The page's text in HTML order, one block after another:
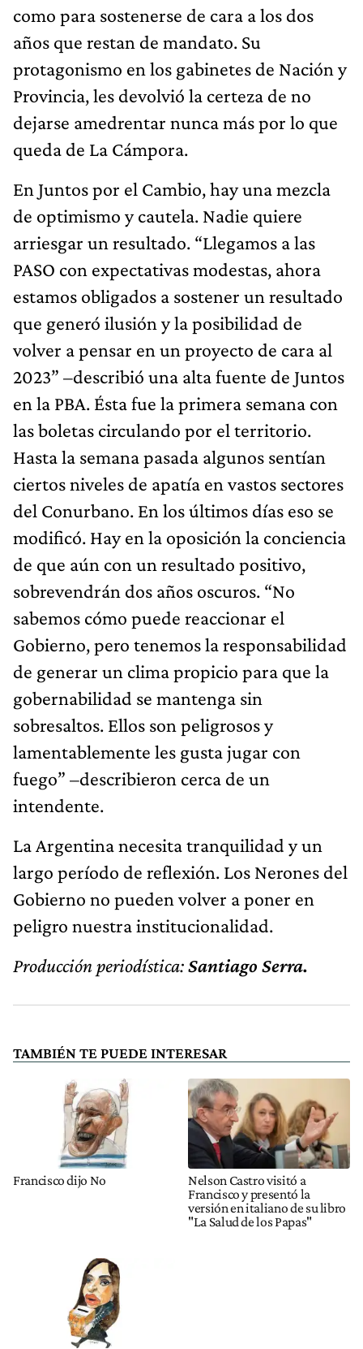
como para sostenerse de cara a los dos
años que restan de mandato. Su
protagonismo en los gabinetes de Nación y
Provincia, les devolvió la certeza de no
dejarse amedrentar nunca más por lo que
queda de La Cámpora.
En Juntos por el Cambio, hay una mezcla
de optimismo y cautela. Nadie quiere
arriesgar un resultado. “Llegamos a las
PASO con expectativas modestas, ahora
estamos obligados a sostener un resultado
que generó ilusión y la posibilidad de
volver a pensar en un proyecto de cara al
2023” –describió una alta fuente de Juntos
en la PBA. Ésta fue la primera semana con
las boletas circulando por el territorio.
Hasta la semana pasada algunos sentían
ciertos niveles de apatía en vastos sectores
del Conurbano. En los últimos días eso se
modificó. Hay en la oposición la conciencia
de que aún con un resultado positivo,
sobrevendrán dos años oscuros. “No
sabemos cómo puede reaccionar el
Gobierno, pero tenemos la responsabilidad
de generar un clima propicio para que la
gobernabilidad se mantenga sin
sobresaltos. Ellos son peligrosos y
lamentablemente les gusta jugar con
fuego” –describieron cerca de un
intendente.
La Argentina necesita tranquilidad y un
largo período de reflexión. Los Nerones del
Gobierno no pueden volver a poner en
peligro nuestra institucionalidad.
Producción periodística:Santiago Serra.
TAMBIÉN TE PUEDE INTERESAR
Francisco dijo No
Nelson Castro visitó a
Francisco y presentó la
versión en italiano de su libro
"La Salud de los Papas"